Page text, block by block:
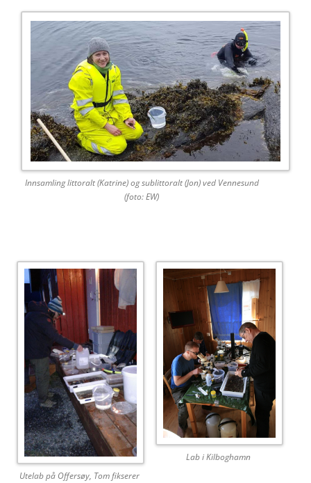
Innsamling littoralt (Katrine) og sublittoralt (Jon) ved Vennesund
(foto: EW)
Utelab på Offersøy, Tom fikserer
Lab i Kilboghamn